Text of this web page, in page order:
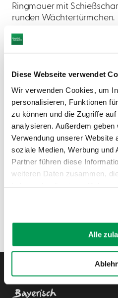
Diese Webseite verwendet
Wir verwenden Cookies, um
personalisieren, Funktionen
zu können und die Zugriffe
analysieren. Außerdem
Verwendung unserer Website
soziale Medien, Werbung und
Partner führen diese
weiteren Daten zusammen,
Alle
Ringmauer mit
runden Wächtertürmchen.
AUF DER KARTE ANZEIGEN